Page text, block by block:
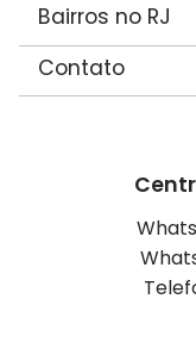
Bairros no RJ
Contato